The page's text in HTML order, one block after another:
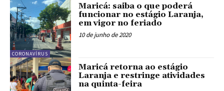
CORONAVÍRUS
Maricá: saiba o que poderá
funcionar no estágio Laranja,
em vigor no feriado
10 de junho de 2020
Maricá retorna ao estágio
Laranja e restringe atividades
na quinta-feira